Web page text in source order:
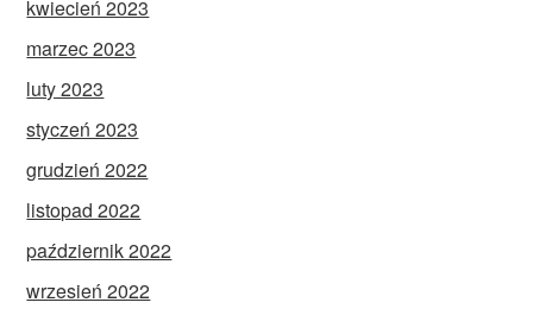
kwiecień 2023
marzec 2023
luty 2023
styczeń 2023
grudzień 2022
listopad 2022
październik 2022
wrzesień 2022